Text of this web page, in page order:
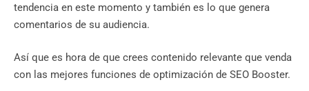
tendencia en este momento y también es lo que genera
comentarios de su audiencia.
Así que es hora de que crees contenido relevante que venda
con las mejores funciones de optimización de SEO Booster.